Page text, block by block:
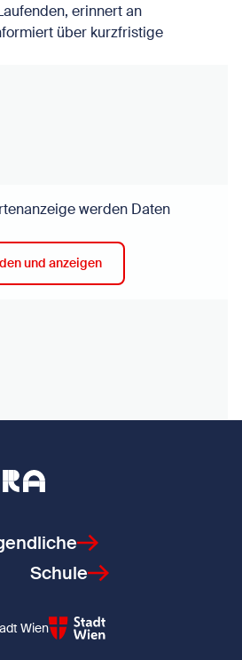
erinnert an
über kurzfristige
werden Daten
und anzeigen
Schule
Wien